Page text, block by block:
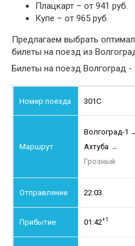
Плацкарт – от 941 руб.
Купе – от 965 руб.
Предлагаем выбрать
билеты на поезд из
Билеты на поезд Волгоград -
301С
Волгоград-1
Ахтуба →
Грозный
22:03
01:42+1